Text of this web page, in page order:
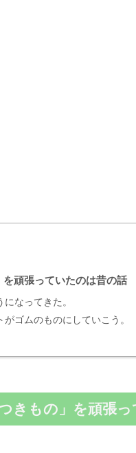
を頑張っていたのは昔の話
なってきた。
ゴムのものにしていこう。
きもの」を頑張